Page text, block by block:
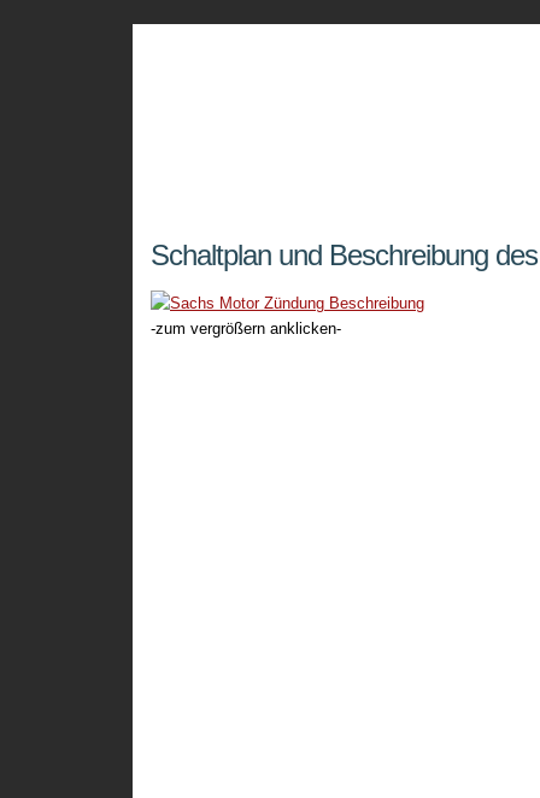
Schaltplan und Beschreibung
-zum vergrößern anklicken-